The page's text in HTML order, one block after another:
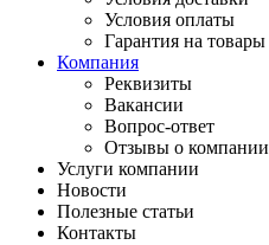
Условия оплаты
Гарантия на товары
Компания
Реквизиты
Вакансии
Вопрос-ответ
Отзывы о компании
Услуги компании
Новости
Полезные статьи
Контакты